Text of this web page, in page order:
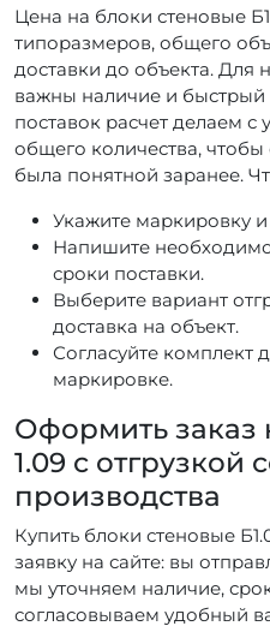
Цена на блоки стеновые
типоразмеров, общего
доставки до объекта. Для
важны наличие и быстрый
поставок расчет делаем с
общего количества, чтобы
была понятной заранее.
Укажите маркировку
Напишите
сроки поставки.
Выберите вариант
доставка на объект.
Согласуйте комплект
маркировке.
Оформить заказ
1.09 с отгрузкой
производства
Купить блоки стеновые
заявку на сайте: вы
мы уточняем наличие,
согласовываем удобный